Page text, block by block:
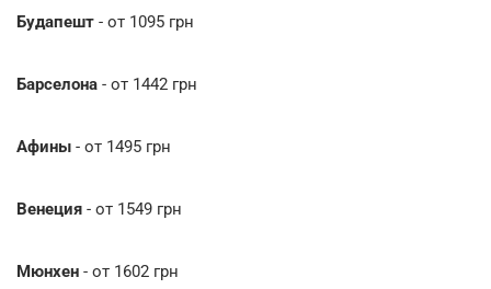
Будапешт - от 1095 грн
Барселона - от 1442 грн
Афины - от 1495 грн
Венеция - от 1549 грн
Мюнхен - от 1602 грн